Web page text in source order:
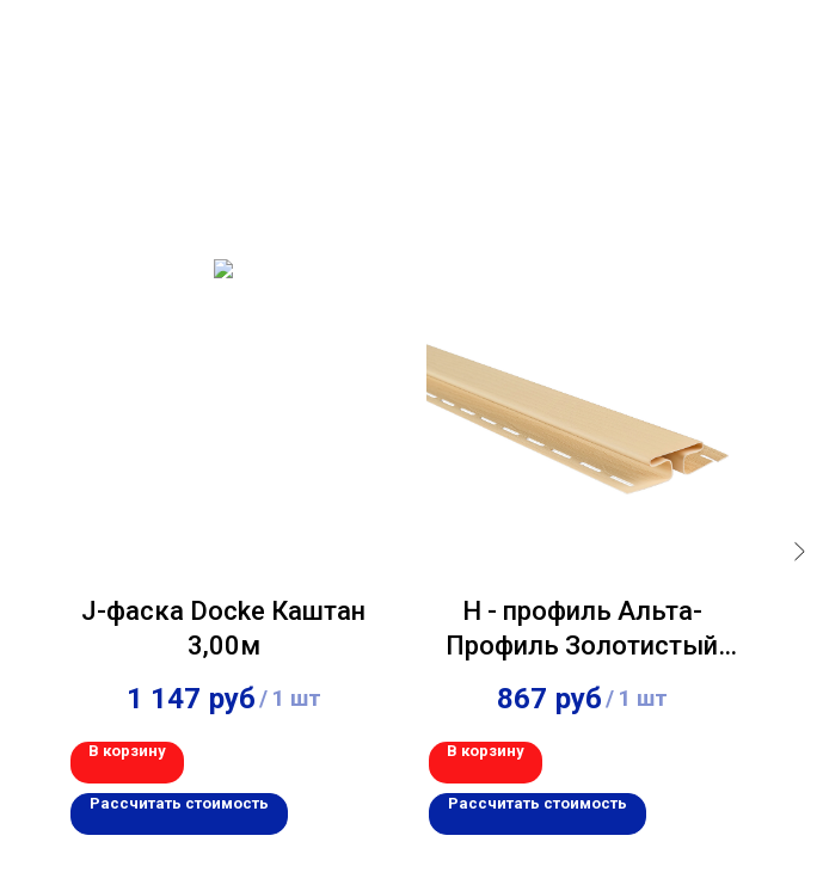
J-фаска Docke Каштан
3,00м
1 147 руб/ 1 шт
В корзину
Рассчитать стоимость
H - профиль Альта-
Профиль Золотистый
3,00м
867 руб/ 1 шт
В корзину
Рассчитать стоимость